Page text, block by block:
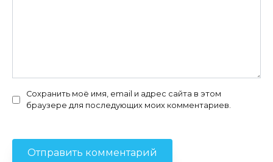
Сохранить моё имя, email и адрес сайта в этом
браузере для последующих моих комментариев.